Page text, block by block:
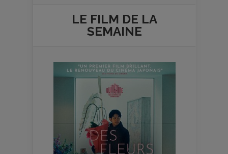
LE FILM DE LA
SEMAINE